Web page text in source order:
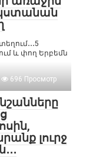
կստանան
և փող Երբեմն
696 Просмотр
լուրջ